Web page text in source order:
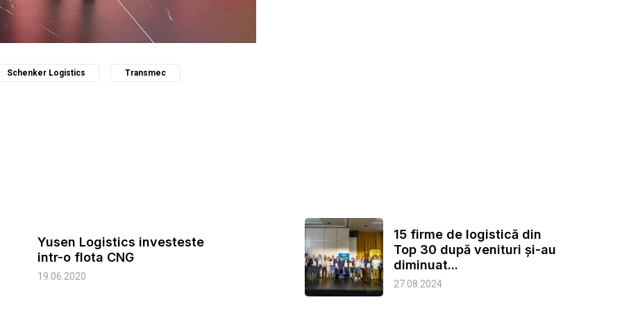
Schenker Logistics Transmec
Yusen Logistics investeste
intr-o flota CNG
19.06.2020
15 firme de logistică din
Top 30 după venituri și-au
diminuat...
27.08.2024